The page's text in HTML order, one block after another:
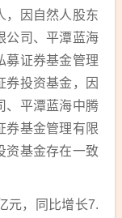
，因自然人股东
公司、平潭蓝海
募证券基金管理
券投资基金，因
、平潭蓝海中腾
券基金管理有限
资基金存在一致
元，同比增长7.